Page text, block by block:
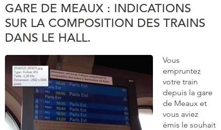
GARE DE MEAUX : INDICATIONS
SUR LA COMPOSITION DES TRAINS
DANS LE HALL.
Vous
empruntez
votre train
depuis la gare
de Meaux et
vous aviez
émis le souhait